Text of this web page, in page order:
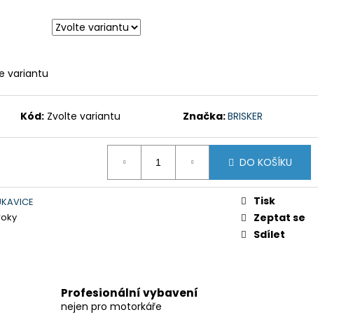
variantu
Kód: Zvolte variantu Značka:BRISKER
DO KOŠÍKU
Tisk
Zeptat se
Sdílet
Profesionální vybavení
nejen pro motorkáře